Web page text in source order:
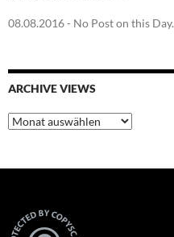
08.08.2016- No Post on this Day.
ARCHIVE VIEWS
Archive
Views